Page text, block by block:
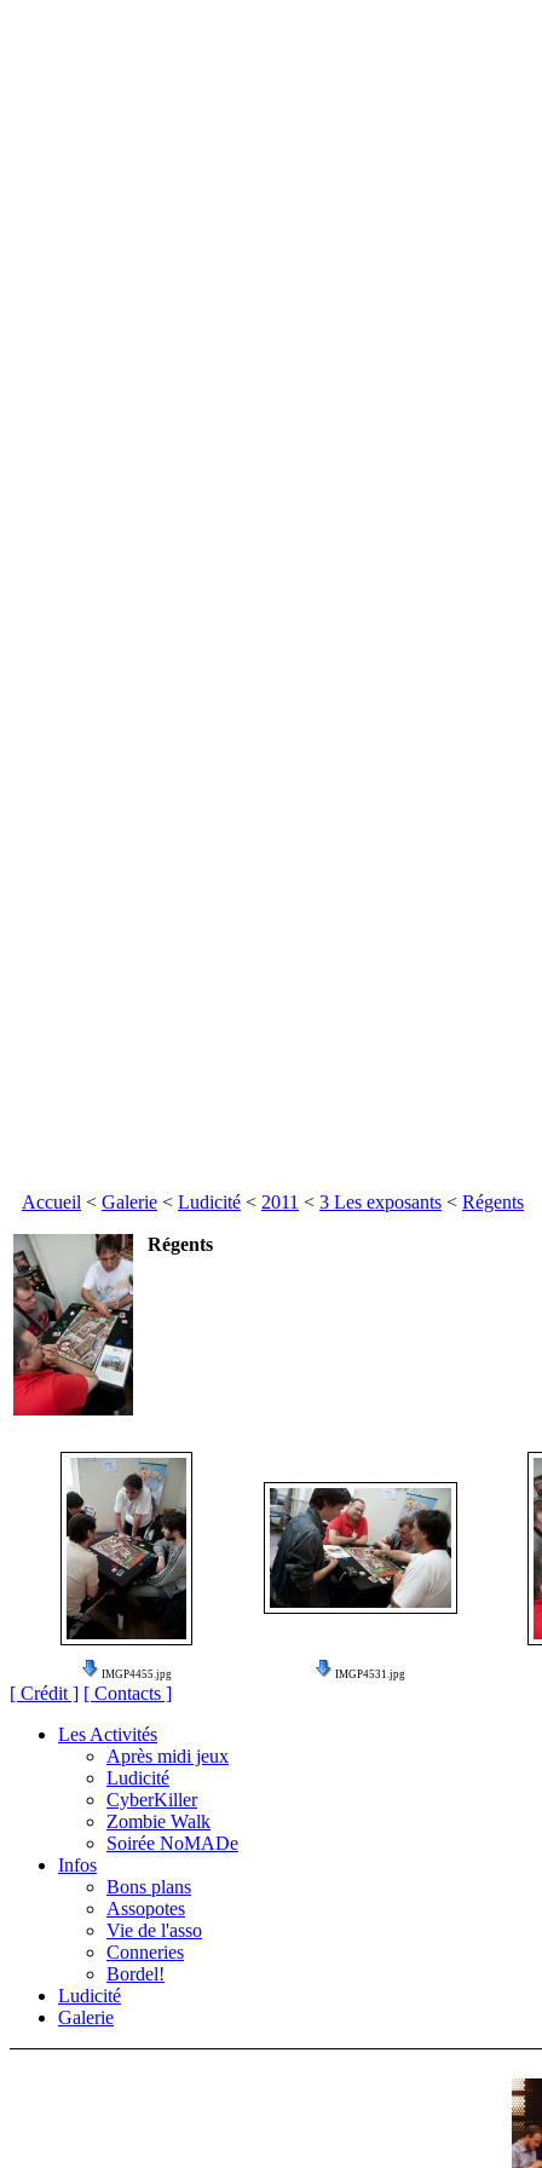
Accueil < Galerie < Ludicité < 2011 < 3 Les exposants < Régents
Régents
IMGP4455.jpg IMGP4531.jpg
[ Crédit ] [ Contacts ]
Les Activités
Après midi jeux
Ludicité
CyberKiller
Zombie Walk
Soirée NoMADe
Infos
Bons plans
Assopotes
Vie de l'asso
Conneries
Bordel!
Ludicité
Galerie